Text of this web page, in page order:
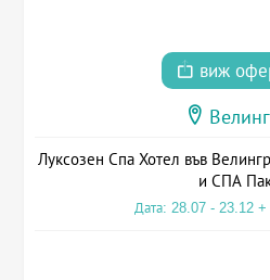
виж
Луксозен Спа Хотел във
и СПА
Дата: 28.07 - 23.12 +